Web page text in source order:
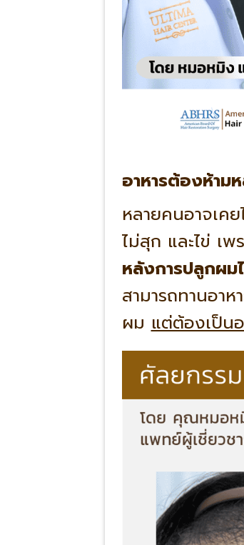
อาหารต้องห้าม
หลายคนอาจเค
ไม่สุก และไข่ เพ
หลังการปลูกผม
สามารถทานอา
ผม แต่ต้องเป็น